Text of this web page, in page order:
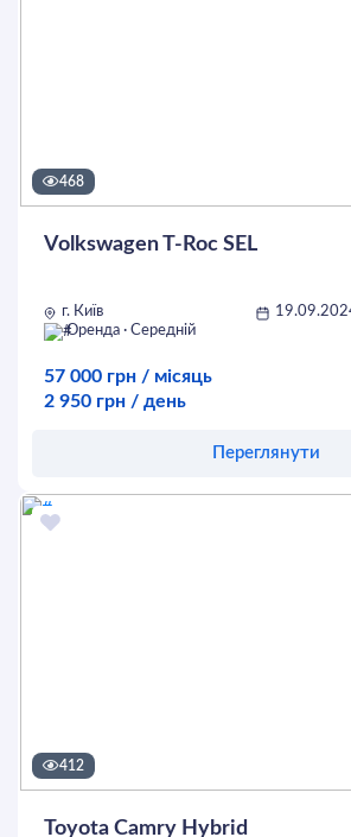
468
Volkswagen T-Roc SEL
г. Київ
Оренда · Середній
57 000 грн / місяць
2 950 грн / день
Переглянути
Оставить заявку
412
Toyota Camry Hybrid